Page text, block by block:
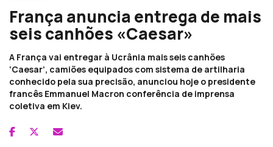
França anuncia entrega de mais
seis canhões «Caesar»
A França vai entregar à Ucrânia mais seis canhões
‘Caesar’, camiões equipados com sistema de artilharia
conhecido pela sua precisão, anunciou hoje o presidente
francês Emmanuel Macron conferência de imprensa
coletiva em Kiev.